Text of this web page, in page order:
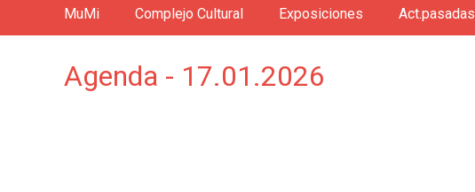
Agenda - 17.01.2026
n
MuMi Complejo Cultural Exposiciones Act.pasadas